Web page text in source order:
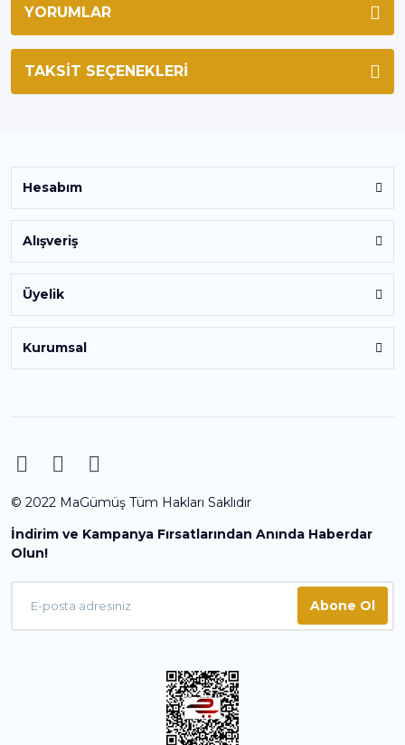
YORUMLAR
TAKSIT SEÇENEKLERI
Hesabım
Alışveriş
Üyelik
Kurumsal
© 2022 MaGümüş Tüm Hakları Saklıdır
İndirim ve Kampanya Fırsatlarından Anında Haberdar
Olun!
Abone Ol